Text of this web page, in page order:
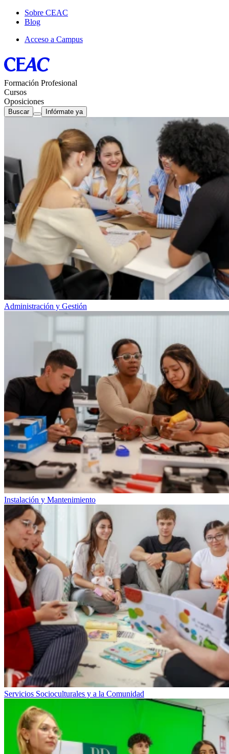
Sobre CEAC
Blog
Acceso a Campus
Formación Profesional
Cursos
Oposiciones
Buscar Infórmate ya
Administración y Gestión
Instalación y Mantenimiento
Servicios Socioculturales y a la Comunidad